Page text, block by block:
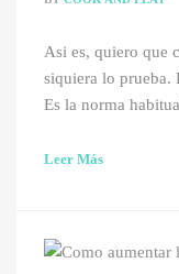
Asi es, quiero que
siquiera lo prueba.
Es la norma
Leer Más